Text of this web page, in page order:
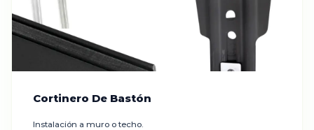
Cortinero De Bastón
Instalación a muro o techo.